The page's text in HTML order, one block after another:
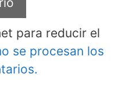
para reducir el
se procesan los